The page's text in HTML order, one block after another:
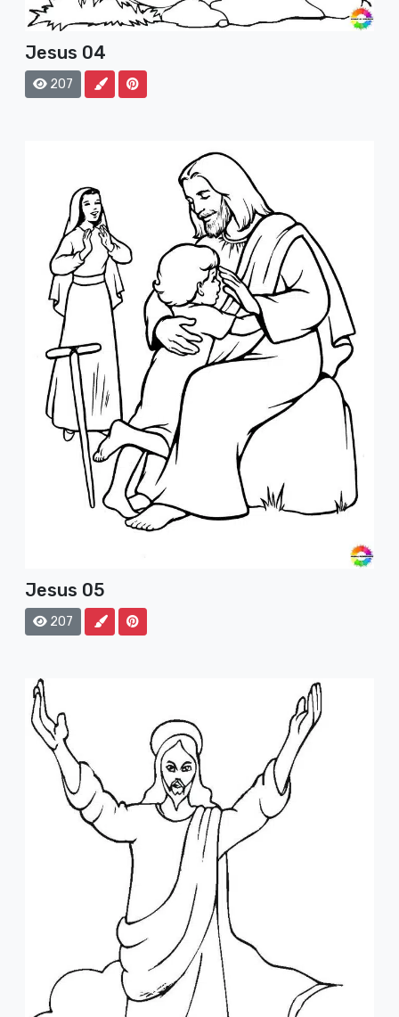
Jesus 04
207
Jesus 05
207